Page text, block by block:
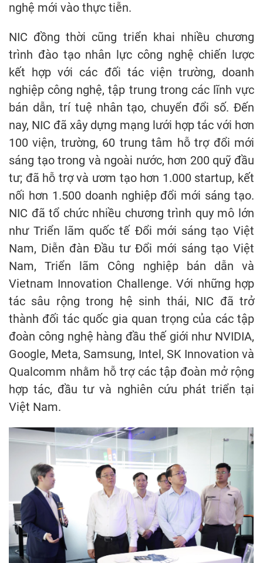
nghệ mới vào thực tiễn.
NIC đồng thời cũng triển khai nhiều chương
trình đào tạo nhân lực công nghệ chiến lược
kết hợp với các đối tác viện trường, doanh
nghiệp công nghệ, tập trung trong các lĩnh vực
bán dẫn, trí tuệ nhân tạo, chuyển đổi số. Đến
nay, NIC đã xây dựng mạng lưới hợp tác với hơn
100 viện, trường, 60 trung tâm hỗ trợ đổi mới
sáng tạo trong và ngoài nước, hơn 200 quỹ đầu
tư; đã hỗ trợ và ươm tạo hơn 1.000 startup, kết
nối hơn 1.500 doanh nghiệp đổi mới sáng tạo.
NIC đã tổ chức nhiều chương trình quy mô lớn
như Triển lãm quốc tế Đổi mới sáng tạo Việt
Nam, Diễn đàn Đầu tư Đổi mới sáng tạo Việt
Nam, Triển lãm Công nghiệp bán dẫn và
Vietnam Innovation Challenge. Với những hợp
tác sâu rộng trong hệ sinh thái, NIC đã trở
thành đối tác quốc gia quan trọng của các tập
đoàn công nghệ hàng đầu thế giới như NVIDIA,
Google, Meta, Samsung, Intel, SK Innovation và
Qualcomm nhằm hỗ trợ các tập đoàn mở rộng
hợp tác, đầu tư và nghiên cứu phát triển tại
Việt Nam.